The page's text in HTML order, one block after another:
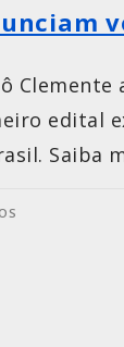
edital
Saiba